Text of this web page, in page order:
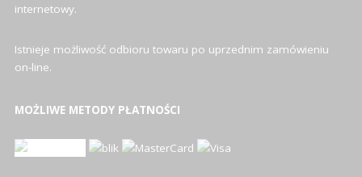
internetowy.
Istnieje możliwość odbioru towaru po uprzednim zamówieniu
on-line.
MOŻLIWE METODY PŁATNOŚCI